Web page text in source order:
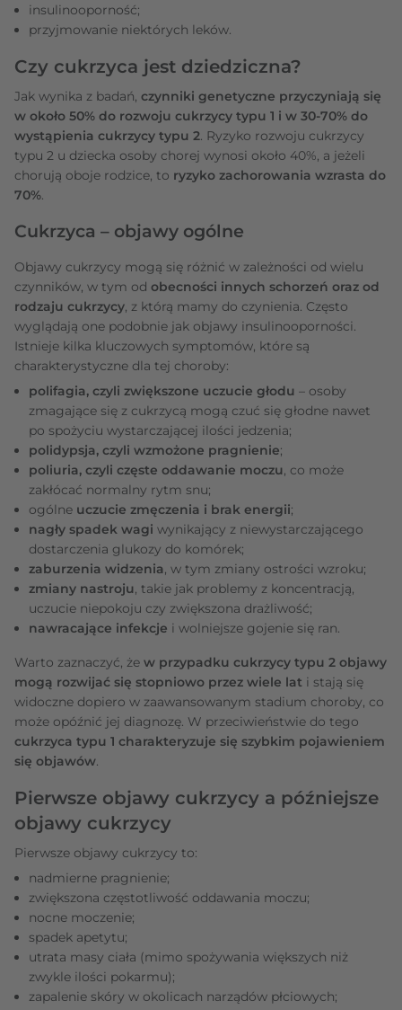
insulinooporność;
przyjmowanie niektórych leków.
Czy cukrzyca jest dziedziczna?
Jak wynika z badań, czynniki genetyczne przyczyniają się
w około 50% do rozwoju cukrzycy typu 1 i w 30-70% do
wystąpienia cukrzycy typu 2. Ryzyko rozwoju cukrzycy
typu 2 u dziecka osoby chorej wynosi około 40%, a jeżeli
chorują oboje rodzice, to ryzyko zachorowania wzrasta do
70%.
Cukrzyca – objawy ogólne
Objawy cukrzycy mogą się różnić w zależności od wielu
czynników, w tym od obecności innych schorzeń oraz od
rodzaju cukrzycy, z którą mamy do czynienia. Często
wyglądają one podobnie jak objawy insulinooporności.
Istnieje kilka kluczowych symptomów, które są
charakterystyczne dla tej choroby:
polifagia, czyli zwiększone uczucie głodu – osoby
zmagające się z cukrzycą mogą czuć się głodne nawet
po spożyciu wystarczającej ilości jedzenia;
polidypsja, czyli wzmożone pragnienie;
poliuria, czyli częste oddawanie moczu, co może
zakłócać normalny rytm snu;
ogólne uczucie zmęczenia i brak energii;
nagły spadek wagi wynikający z niewystarczającego
dostarczenia glukozy do komórek;
zaburzenia widzenia, w tym zmiany ostrości wzroku;
zmiany nastroju, takie jak problemy z koncentracją,
uczucie niepokoju czy zwiększona drażliwość;
nawracające infekcje i wolniejsze gojenie się ran.
Warto zaznaczyć, że w przypadku cukrzycy typu 2 objawy
mogą rozwijać się stopniowo przez wiele lat i stają się
widoczne dopiero w zaawansowanym stadium choroby, co
może opóźnić jej diagnozę. W przeciwieństwie do tego
cukrzyca typu 1 charakteryzuje się szybkim pojawieniem
się objawów.
Pierwsze objawy cukrzycy a późniejsze
objawy cukrzycy
Pierwsze objawy cukrzycy to:
nadmierne pragnienie;
zwiększona częstotliwość oddawania moczu;
nocne moczenie;
spadek apetytu;
utrata masy ciała (mimo spożywania większych niż
zwykle ilości pokarmu);
zapalenie skóry w okolicach narządów płciowych;